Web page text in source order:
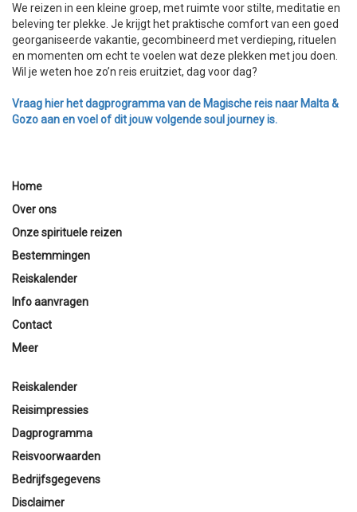
We reizen in een kleine groep, met ruimte voor stilte, meditatie en
beleving ter plekke. Je krijgt het praktische comfort van een goed
georganiseerde vakantie, gecombineerd met verdieping, rituelen
en momenten om echt te voelen wat deze plekken met jou doen.
Wil je weten hoe zo’n reis eruitziet, dag voor dag?
Vraag hier het dagprogramma van de Magische reis naar Malta &
Gozo aan en voel of dit jouw volgende soul journey is.
Home
Over ons
Onze spirituele reizen
Bestemmingen
Reiskalender
Info aanvragen
Contact
Meer
Reiskalender
Reisimpressies
Dagprogramma
Reisvoorwaarden
Bedrijfsgegevens
Disclaimer